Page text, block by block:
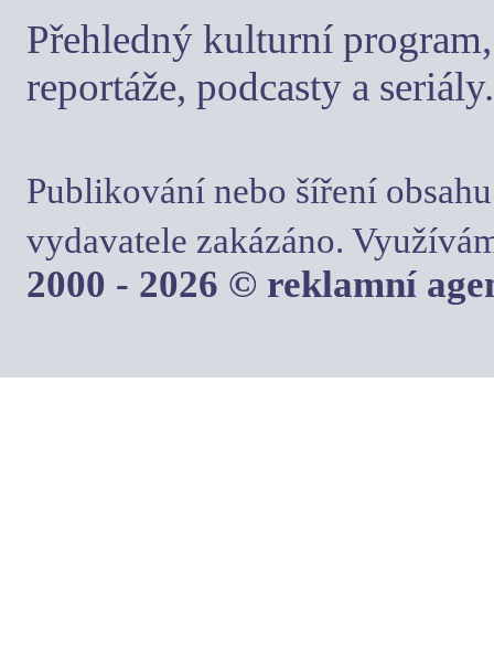
Přehledný kulturní
reportáže, podcasty a seriály.
Publikování nebo šíření
vydavatele zakázáno.
2000 - 2026 © reklamní